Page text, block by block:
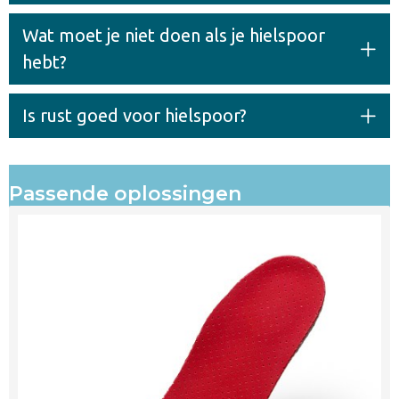
Wat moet je niet doen als je hielspoor
hebt?
Is rust goed voor hielspoor?
Passende oplossingen